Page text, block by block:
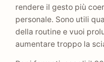
rendere il gesto più
personale. Sono utili
della routine e vuoi
aumentare troppo la